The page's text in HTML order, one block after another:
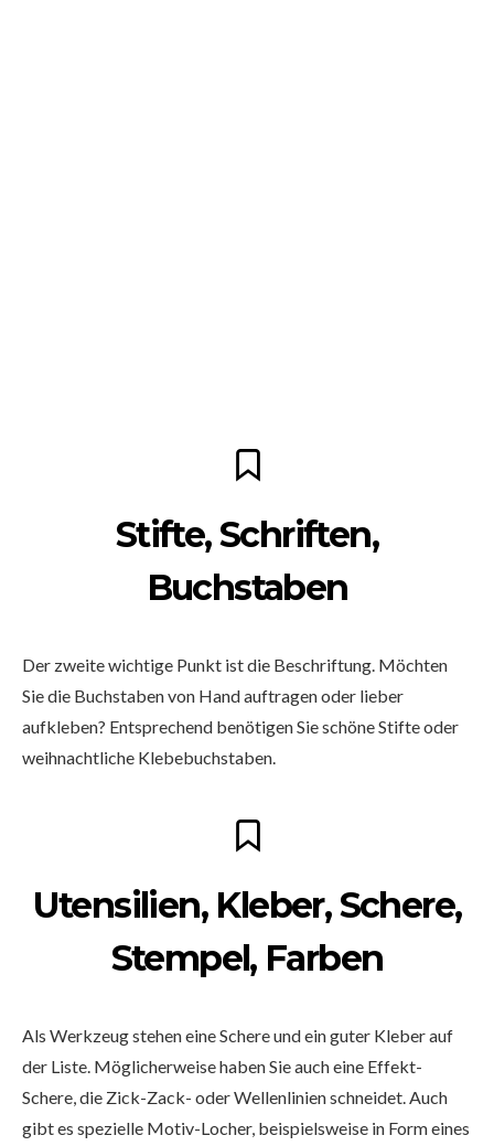
Stifte, Schriften,
Buchstaben
Der zweite wichtige Punkt ist die Beschriftung. Möchten
Sie die Buchstaben von Hand auftragen oder lieber
aufkleben? Entsprechend benötigen Sie schöne Stifte oder
weihnachtliche Klebebuchstaben.
Utensilien, Kleber, Schere,
Stempel, Farben
Als Werkzeug stehen eine Schere und ein guter Kleber auf
der Liste. Möglicherweise haben Sie auch eine Effekt-
Schere, die Zick-Zack- oder Wellenlinien schneidet. Auch
gibt es spezielle Motiv-Locher, beispielsweise in Form eines